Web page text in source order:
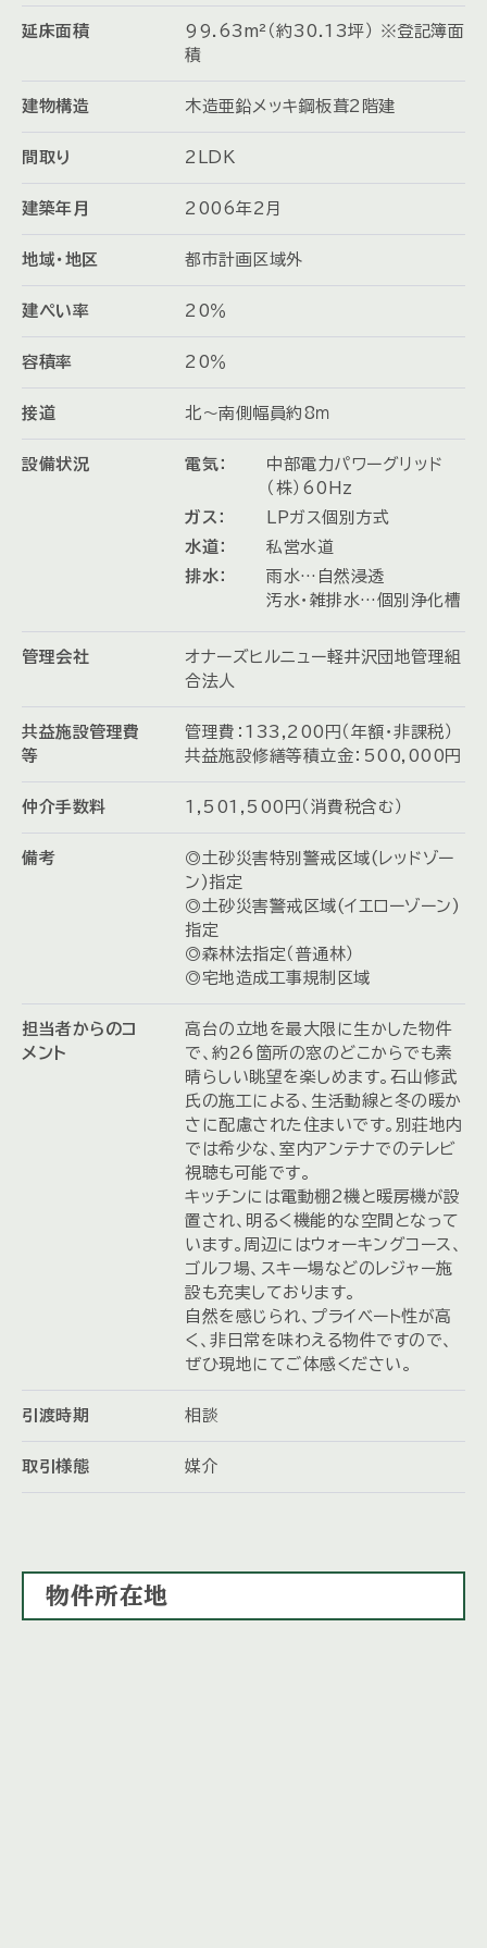
延床面積
99.63m²（約30.13坪） ※登記簿面
積
建物構造 木造亜鉛メッキ鋼板葺2階建
間取り 2LDK
建築年月 2006年2月
地域・地区 都市計画区域外
建ぺい率 20％
容積率 20％
接道 北～南側幅員約8ｍ
設備状況 電気：
中部電力パワーグリッド
（株）60Hz
ガス：
LPガス個別方式
水道：
私営水道
排水：
雨水…自然浸透
汚水・雑排水…個別浄化槽
管理会社
オナーズヒルニュー軽井沢団地管理組
合法人
共益施設管理費
等
管理費：133,200円（年額・非課税）
共益施設修繕等積立金：500,000円
仲介手数料 1,501,500円（消費税含む）
備考
◎土砂災害特別警戒区域(レッドゾー
ン)指定
◎土砂災害警戒区域(イエローゾーン)
指定
◎森林法指定（普通林）
◎宅地造成工事規制区域
担当者からのコ
メント
高台の立地を最大限に生かした物件
で、約26箇所の窓のどこからでも素
晴らしい眺望を楽しめます。石山修武
氏の施工による、生活動線と冬の暖か
さに配慮された住まいです。別荘地内
では希少な、室内アンテナでのテレビ
視聴も可能です。
キッチンには電動棚2機と暖房機が設
置され、明るく機能的な空間となって
います。周辺にはウォーキングコース、
ゴルフ場、スキー場などのレジャー施
設も充実しております。
自然を感じられ、プライベート性が高
く、非日常を味わえる物件ですので、
ぜひ現地にてご体感ください。
引渡時期 相談
取引様態 媒介
物件所在地